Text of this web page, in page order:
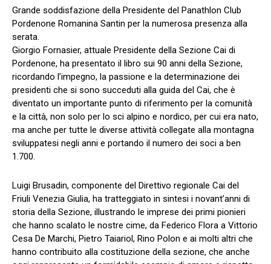
Grande soddisfazione della Presidente del Panathlon Club
Pordenone Romanina Santin per la numerosa presenza alla
serata.
Giorgio Fornasier, attuale Presidente della Sezione Cai di
Pordenone, ha presentato il libro sui 90 anni della Sezione,
ricordando l’impegno, la passione e la determinazione dei
presidenti che si sono succeduti alla guida del Cai, che è
diventato un importante punto di riferimento per la comunità
e la città, non solo per lo sci alpino e nordico, per cui era nato,
ma anche per tutte le diverse attività collegate alla montagna
sviluppatesi negli anni e portando il numero dei soci a ben
1.700.
Luigi Brusadin, componente del Direttivo regionale Cai del
Friuli Venezia Giulia, ha tratteggiato in sintesi i novant’anni di
storia della Sezione, illustrando le imprese dei primi pionieri
che hanno scalato le nostre cime, da Federico Flora a Vittorio
Cesa De Marchi, Pietro Taiariol, Rino Polon e ai molti altri che
hanno contribuito alla costituzione della sezione, che anche